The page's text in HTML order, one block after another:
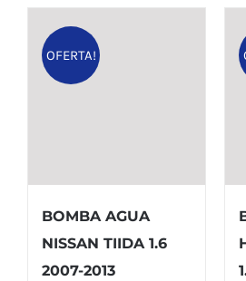
OFERTA!
BOMBA AGUA
NISSAN TIIDA 1.6
2007-2013